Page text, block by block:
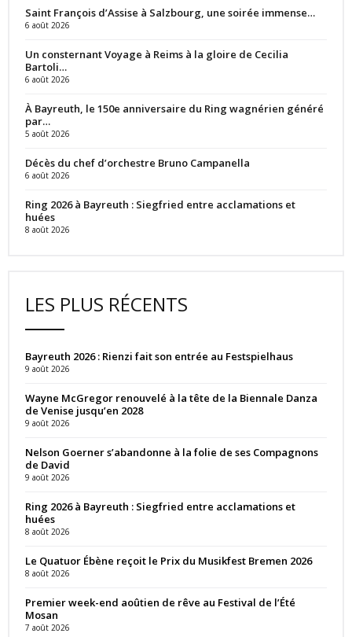
Saint François d’Assise à Salzbourg, une soirée immense…
6 août 2026
Un consternant Voyage à Reims à la gloire de Cecilia
Bartoli…
6 août 2026
À Bayreuth, le 150e anniversaire du Ring wagnérien généré
par…
5 août 2026
Décès du chef d’orchestre Bruno Campanella
6 août 2026
Ring 2026 à Bayreuth : Siegfried entre acclamations et
huées
8 août 2026
LES PLUS RÉCENTS
Bayreuth 2026 : Rienzi fait son entrée au Festspielhaus
9 août 2026
Wayne McGregor renouvelé à la tête de la Biennale Danza
de Venise jusqu’en 2028
9 août 2026
Nelson Goerner s’abandonne à la folie de ses Compagnons
de David
9 août 2026
Ring 2026 à Bayreuth : Siegfried entre acclamations et
huées
8 août 2026
Le Quatuor Ébène reçoit le Prix du Musikfest Bremen 2026
8 août 2026
Premier week-end aoûtien de rêve au Festival de l’Été
Mosan
7 août 2026